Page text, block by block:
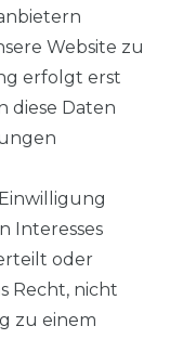
Website zu
erfolgt erst
diese Daten
Interesses
oder
Recht, nicht
zu einem